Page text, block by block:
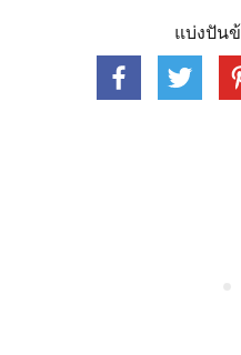
แบ่งปัน